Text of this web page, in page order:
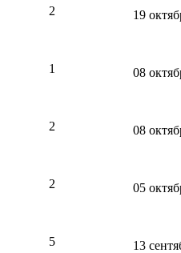
2 19
1 08
2 08
2 05
5 13